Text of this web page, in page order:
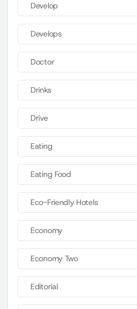
Develop
Develops
Doctor
Drinks
Drive
Eating
Eating Food
Eco-Friendly Hotels
Economy
Economy Two
Editorial